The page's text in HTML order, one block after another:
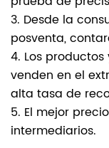
3. Desde la
posventa,
4. Los
venden en el
alta tasa de
5. El mejor
intermediarios.